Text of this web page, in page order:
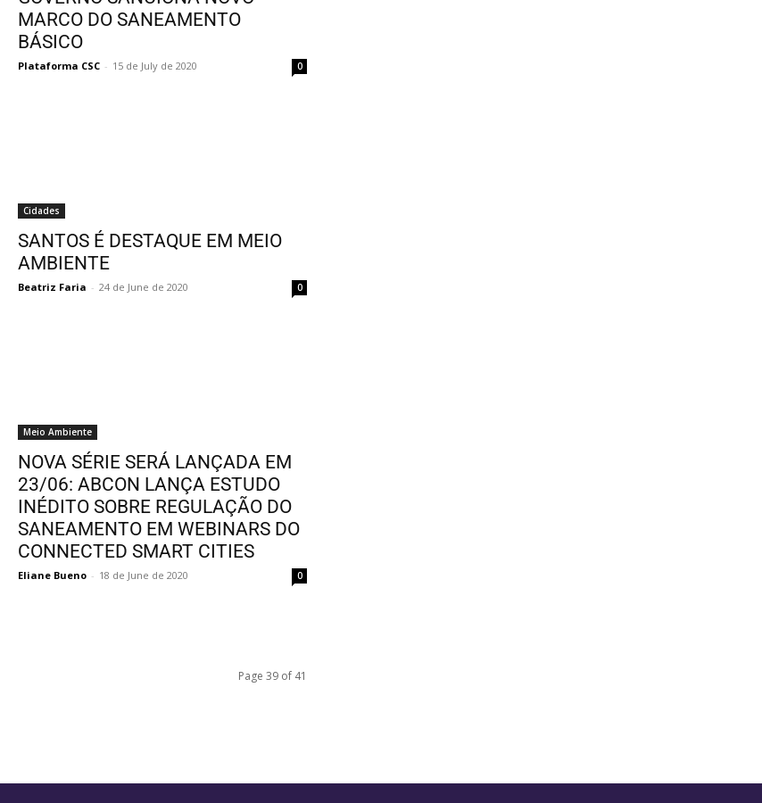
MARCO DO SANEAMENTO
BÁSICO
Plataforma CSC - 15 de July de 2020 0
Cidades
SANTOS É DESTAQUE EM MEIO
AMBIENTE
Beatriz Faria - 24 de June de 2020 0
Meio Ambiente
NOVA SÉRIE SERÁ LANÇADA EM
23/06: ABCON LANÇA ESTUDO
INÉDITO SOBRE REGULAÇÃO DO
SANEAMENTO EM WEBINARS DO
CONNECTED SMART CITIES
Eliane Bueno - 18 de June de 2020 0
Page 39 of 41